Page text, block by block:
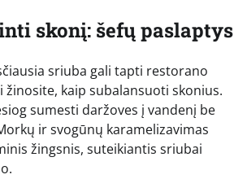
skonį: šefų paslaptys
sriuba gali tapti restorano
žinosite, kaip subalansuoti skonius.
sumesti daržoves į vandenį be
ir svogūnų karamelizavimas
žingsnis, suteikiantis sriubai